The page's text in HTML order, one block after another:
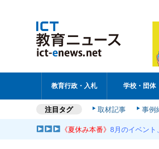
教育行政・入札 学校・団体
注目タグ 取材記事 事例
《夏休み本番》8月のイベント